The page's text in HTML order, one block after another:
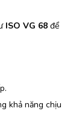
ISO VG 68 để
khả năng chịu